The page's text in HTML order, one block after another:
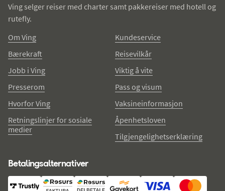
Ving selger reiser med charter samt pakkereiser med hotell og
rutefly.
Om Ving
Bærekraft
Jobb i Ving
Presserom
Hvorfor Ving
Retningslinjer for sosiale
medier
Kundeservice
Reisevilkår
Viktig å vite
Pass og visum
Vaksineinformasjon
Åpenhetsloven
Tilgjengelighetserklæring
Betalingsalternativer